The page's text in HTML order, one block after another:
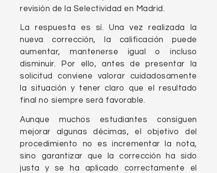
revisión de la Selectividad en Madrid.
La respuesta es sí. Una vez realizada la
nueva corrección, la calificación puede
aumentar, mantenerse igual o incluso
disminuir. Por ello, antes de presentar la
solicitud conviene valorar cuidadosamente
la situación y tener claro que el resultado
final no siempre será favorable.
Aunque muchos estudiantes consiguen
mejorar algunas décimas, el objetivo del
procedimiento no es incrementar la nota,
sino garantizar que la corrección ha sido
justa y se ha aplicado correctamente el